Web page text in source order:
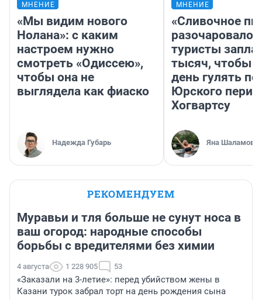
МНЕНИЕ
«Мы видим нового
Нолана»: с каким
настроем нужно
смотреть «Одиссею»,
чтобы она не
выглядела как фиаско
Надежда Губарь
МНЕНИЕ
«Сливочное
разочаровало»:
туристы
тысяч, чтобы
день гулять по
Юрского
Хогвартсу
Яна Шаламова
РЕКОМЕНДУЕМ
Муравьи и тля больше не сунут носа в
ваш огород: народные способы
борьбы с вредителями без химии
4 августа 1 228 905 53
«Заказали на 3-летие»: перед убийством жены в
Казани турок забрал торт на день рождения сына